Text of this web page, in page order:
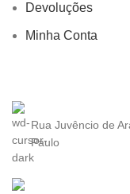
Devoluções
Minha Conta
Rua Juvêncio de
Paulo